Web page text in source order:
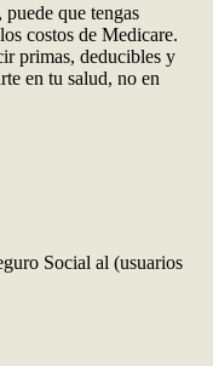
que tengas
costos de Medicare.
primas, deducibles y
en tu salud, no en
Social al (usuarios